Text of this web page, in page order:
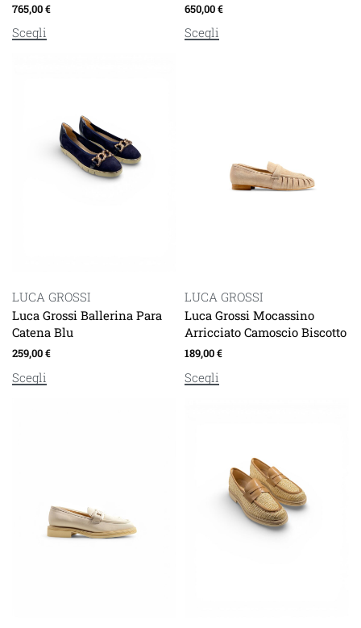
765,00€
Scegli
650,00€
Scegli
LUCA GROSSI
Luca Grossi Ballerina Para
Catena Blu
259,00€
Scegli
LUCA GROSSI
Luca Grossi Mocassino
Arricciato Camoscio Biscotto
189,00€
Scegli